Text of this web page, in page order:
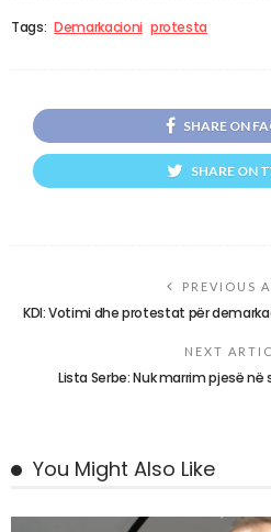
Tags: Demarkacioni protesta
SHARE ON
SHARE ON
PREVIOUS
KDI: Votimi dhe protestat për
NEXT
Lista Serbe: Nuk marrim pjesë
You Might Also Like